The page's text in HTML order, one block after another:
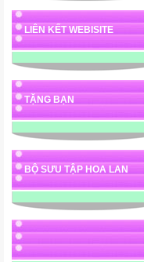
LIÊN KẾT WEBISITE
TẶNG BẠN
BỘ SƯU TẬP HOA LAN